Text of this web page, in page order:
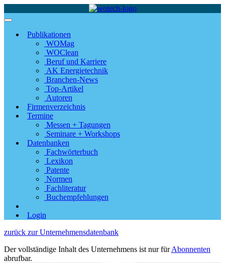
Publikationen
WOMag
WOClean
Beruf und Karriere
AK Energietechnik
Branchen-News
Top-Artikel
Autoren
Firmenverzeichnis
Termine
Messen + Tagungen
Seminare + Workshops
Datenbanken
Fachwörterbuch
Lexikon
Patente
Normen
Fachliteratur
Buchempfehlungen
Login
zurück zur Unternehmensdatenbank
Der vollständige Inhalt des Unternehmens ist nur fürAbonnenten
abrufbar.